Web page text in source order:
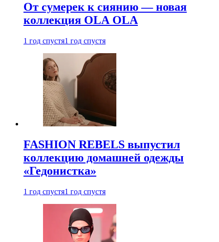
От сумерек к сиянию — новая
коллекция OLA OLA
1 год спустя1 год спустя
FASHION REBELS выпустил
коллекцию домашней одежды
«Гедонистка»
1 год спустя1 год спустя